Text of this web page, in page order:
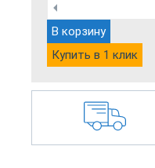
В корзину
Купить в 1 клик